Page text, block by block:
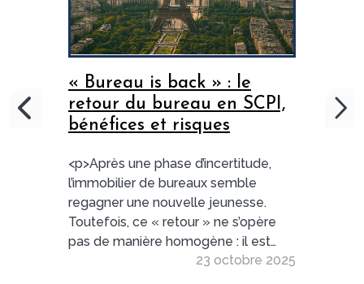
« Bureau is back » : le
retour du bureau en SCPI,
bénéfices et risques
<p>Après une phase d’incertitude,
l’immobilier de bureaux semble
regagner une nouvelle jeunesse.
Toutefois, ce « retour » ne s’opère
pas de manière homogène : il est
sous-tendu par des logiques de
23 octobre 2025